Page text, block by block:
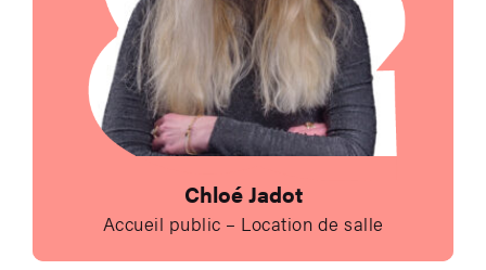
Chloé Jadot
Accueil public – Location de salle